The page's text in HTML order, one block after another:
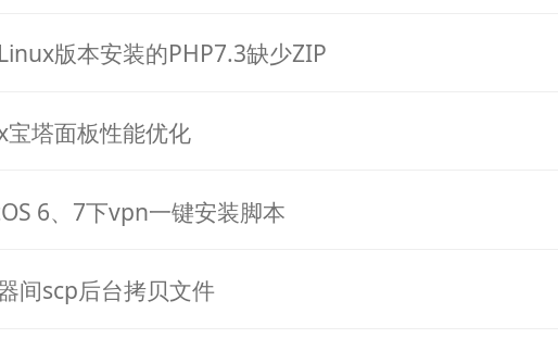
版本安装的PHP7.3缺少ZIP
宝塔面板性能优化
6、7下vpn一键安装脚本
间scp后台拷贝文件